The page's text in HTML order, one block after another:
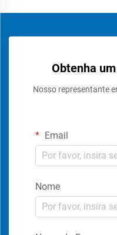
Obtenha
Nosso representante
Email
Nome